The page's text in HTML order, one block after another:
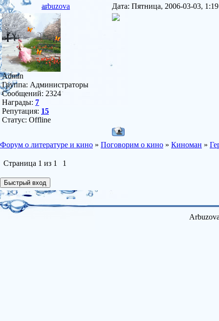
arbuzova
Дата: Пятница, 2006-03-03,
Admin
Группа: Администраторы
Сообщений: 2324
Награды: 7
Репутация: 15
Статус: Offline
Форум о литературе и кино » Поговорим о кино » Киноман »
Страница 1 из 1 1